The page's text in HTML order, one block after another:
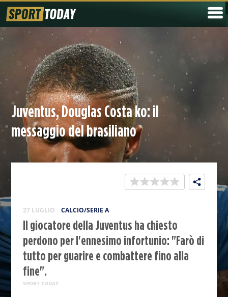
Juventus, Douglas Costa ko: il
messaggio del brasiliano
27 LUGLIO CALCIO/SERIE A
Il giocatore della Juventus ha chiesto
perdono per l'ennesimo infortunio: "Farò di
tutto per guarire e combattere fino alla
fine".
SPORT TODAY